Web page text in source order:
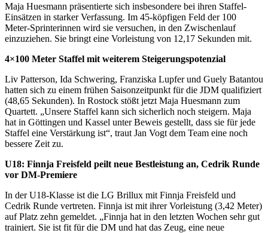
Maja Huesmann präsentierte sich insbesondere bei ihren Staffel-
Einsätzen in starker Verfassung. Im 45-köpfigen Feld der 100
Meter-Sprinterinnen wird sie versuchen, in den Zwischenlauf
einzuziehen. Sie bringt eine Vorleistung von 12,17 Sekunden mit.
4×100 Meter Staffel mit weiterem Steigerungspotenzial
Liv Patterson, Ida Schwering, Franziska Lupfer und Guely Batantou
hatten sich zu einem frühen Saisonzeitpunkt für die JDM qualifiziert
(48,65 Sekunden). In Rostock stößt jetzt Maja Huesmann zum
Quartett. „Unsere Staffel kann sich sicherlich noch steigern. Maja
hat in Göttingen und Kassel unter Beweis gestellt, dass sie für jede
Staffel eine Verstärkung ist“, traut Jan Vogt dem Team eine noch
bessere Zeit zu.
U18: Finnja Freisfeld peilt neue Bestleistung an, Cedrik Runde
vor DM-Premiere
In der U18-Klasse ist die LG Brillux mit Finnja Freisfeld und
Cedrik Runde vertreten. Finnja ist mit ihrer Vorleistung (3,42 Meter)
auf Platz zehn gemeldet. „Finnja hat in den letzten Wochen sehr gut
trainiert. Sie ist fit für die DM und hat das Zeug, eine neue